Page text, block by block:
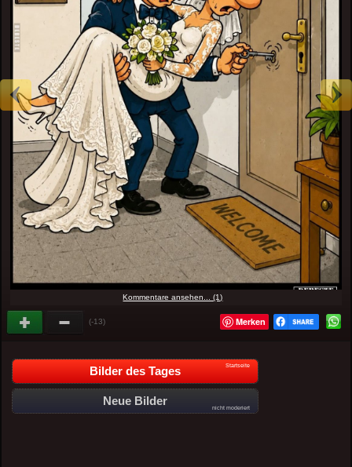
Kommentare ansehen... (1)
(-13) Merken
Bilder des Tages Startseite
Neue Bilder
nicht moderiert